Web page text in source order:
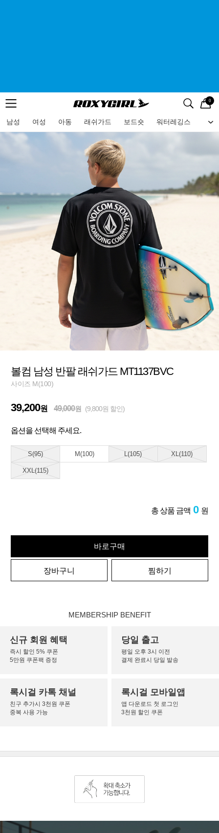
메뉴 검색
로고 0
남성 여성 아동 래쉬가드 보드숏 워터레깅스 비
메뉴
볼컴 남성 반팔 래쉬가드 MT1137BVC
사이즈 M(100)
39,200원 49,000원 (9,800원 할인)
옵션을 선택해 주세요.
S(95) M(100) L(105) XL(110)
XXL(115)
총 상품 금액 0 원
바로구매
장바구니 찜하기
MEMBERSHIP BENEFIT
신규 회원 혜택
즉시 할인 5% 쿠폰
5만원 쿠폰팩 증정
당일 출고
평일 오후 3시 이전
결제 완료시 당일 발송
록시걸 카톡 채널
친구 추가시 3천원 쿠폰
중복 사용 가능
록시걸 모바일앱
앱 다운로드 첫 로그인
3천원 할인 쿠폰